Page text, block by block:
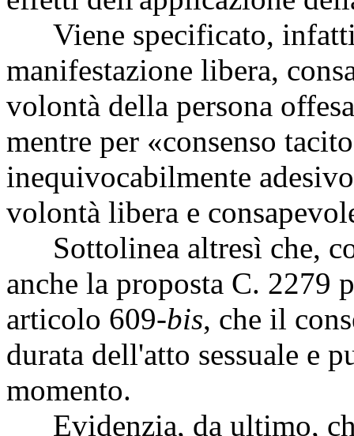
Viene specificato, infatti
manifestazione libera,
volontà della persona
mentre per «consenso
inequivocabilmente
volontà libera e
Sottolinea altresì che,
anche la proposta C. 2279
articolo 609-bis, che il
durata dell'atto sessuale e
momento.
Evidenzia, da ultimo,